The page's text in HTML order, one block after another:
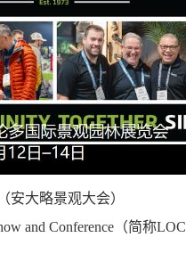
安大略景观大会）
and Conference （简称LOC